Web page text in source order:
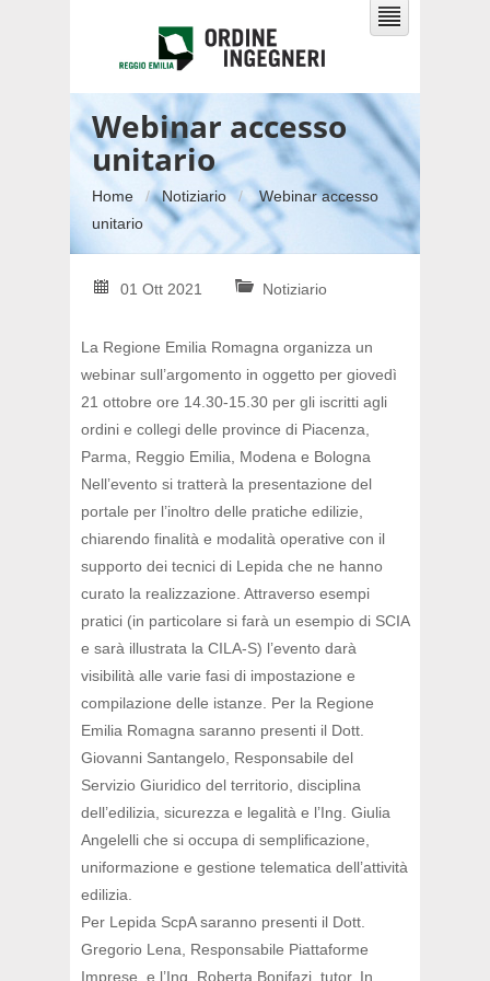
Webinar accesso
unitario
Home Notiziario
Webinar accesso
unitario
01 Ott 2021 Notiziario
La Regione Emilia Romagna organizza un
webinar sull’argomento in oggetto per giovedì
21 ottobre ore 14.30-15.30 per gli iscritti agli
ordini e collegi delle province di Piacenza,
Parma, Reggio Emilia, Modena e Bologna
Nell’evento si tratterà la presentazione del
portale per l’inoltro delle pratiche edilizie,
chiarendo finalità e modalità operative con il
supporto dei tecnici di Lepida che ne hanno
curato la realizzazione. Attraverso esempi
pratici (in particolare si farà un esempio di SCIA
e sarà illustrata la CILA-S) l’evento darà
visibilità alle varie fasi di impostazione e
compilazione delle istanze. Per la Regione
Emilia Romagna saranno presenti il Dott.
Giovanni Santangelo, Responsabile del
Servizio Giuridico del territorio, disciplina
dell’edilizia, sicurezza e legalità e l’Ing. Giulia
Angelelli che si occupa di semplificazione,
uniformazione e gestione telematica dell’attività
edilizia.
Per Lepida ScpA saranno presenti il Dott.
Gregorio Lena, Responsabile Piattaforme
Imprese, e l’Ing. Roberta Bonifazi, tutor. In